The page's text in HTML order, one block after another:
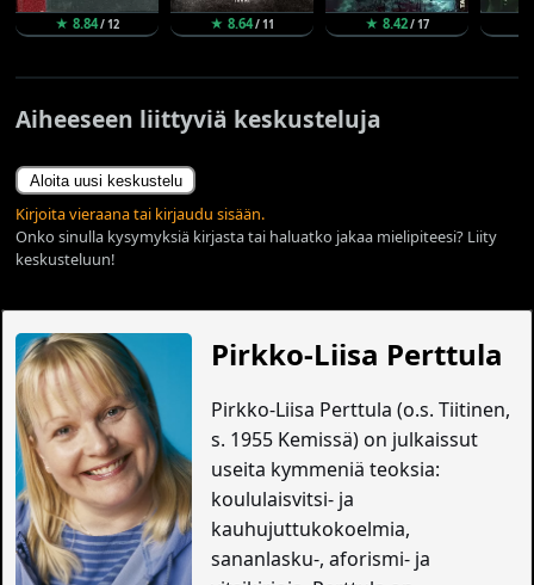
★ 8.84/ 12 ★ 8.64/ 11 ★ 8.42/ 17
Aiheeseen liittyviä keskusteluja
Aloita uusi keskustelu
Kirjoita vieraana tai kirjaudu sisään.
Onko sinulla kysymyksiä kirjasta tai haluatko jakaa mielipiteesi? Liity
keskusteluun!
Pirkko-Liisa Perttula
Pirkko-Liisa Perttula (o.s. Tiitinen,
s. 1955 Kemissä) on julkaissut
useita kymmeniä teoksia:
koululaisvitsi- ja
kauhujuttukokoelmia,
sananlasku-, aforismi- ja